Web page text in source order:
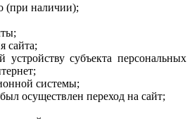
(при наличии);
сайта;
устройству субъекта персональных
системы;
осуществлен переход на сайт;